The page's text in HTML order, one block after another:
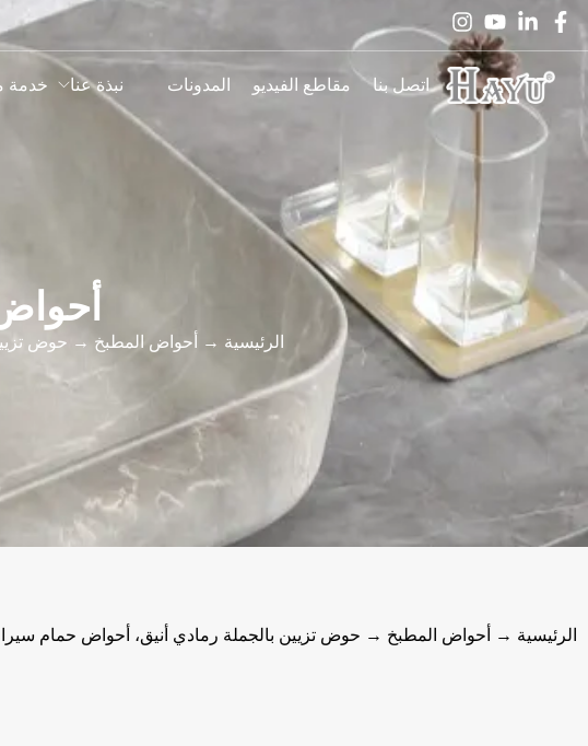
خدمة نبذة عنا المدونات مقاطع الفيديو اتصل بنا
الرئيسية → أحواض المطبخ → حوض
الرئيسية → أحواض المطبخ → حوض تزيين بالجملة رمادي أنيق، أحواض حمام